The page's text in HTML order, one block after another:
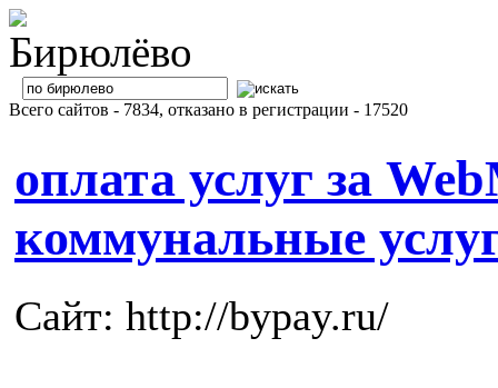
Всего сайтов - 7834, отказано в регистрации - 17520
оплата услуг за
коммунальные
Сайт: http://bypay.ru/